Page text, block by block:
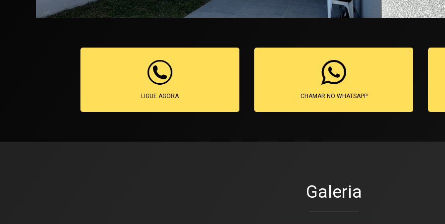
LIGUE AGORA CHAMAR NO WHATSAPP
Galeria